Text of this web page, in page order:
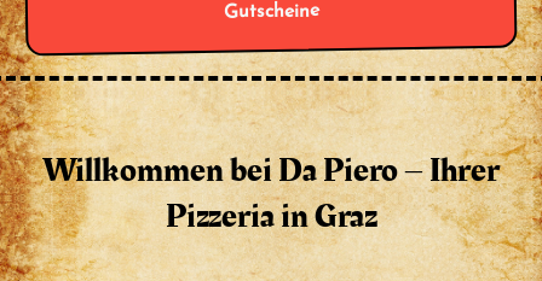
Gutscheine
Willkommen bei Da Piero – Ihrer
Pizzeria in Graz